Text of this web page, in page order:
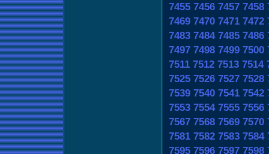
7455 7456 7457 7458
7469 7470 7471 7472
7483 7484 7485 7486
7497 7498 7499 7500
7511 7512 7513 7514
7525 7526 7527 7528
7539 7540 7541 7542
7553 7554 7555 7556
7567 7568 7569 7570
7581 7582 7583 7584
7595 7596 7597 7598